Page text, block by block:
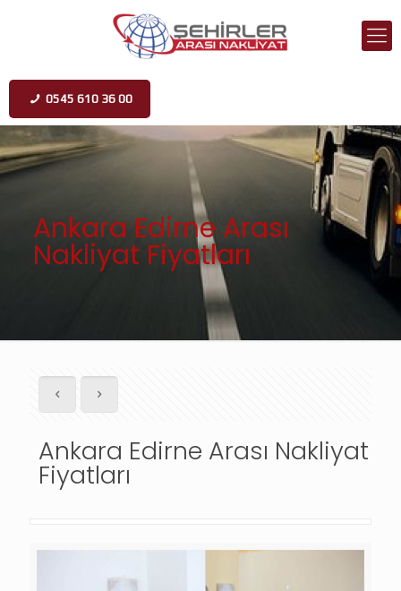
0545 610 36 00
Ankara Edirne Arası
Nakliyat Fiyatları
Ankara Edirne Arası Nakliyat
Fiyatları